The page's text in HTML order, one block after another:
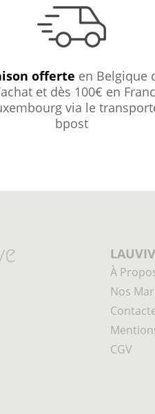
offerte en Belgique
et dès 100€ en
via le
bpost
À
Nos
CGV